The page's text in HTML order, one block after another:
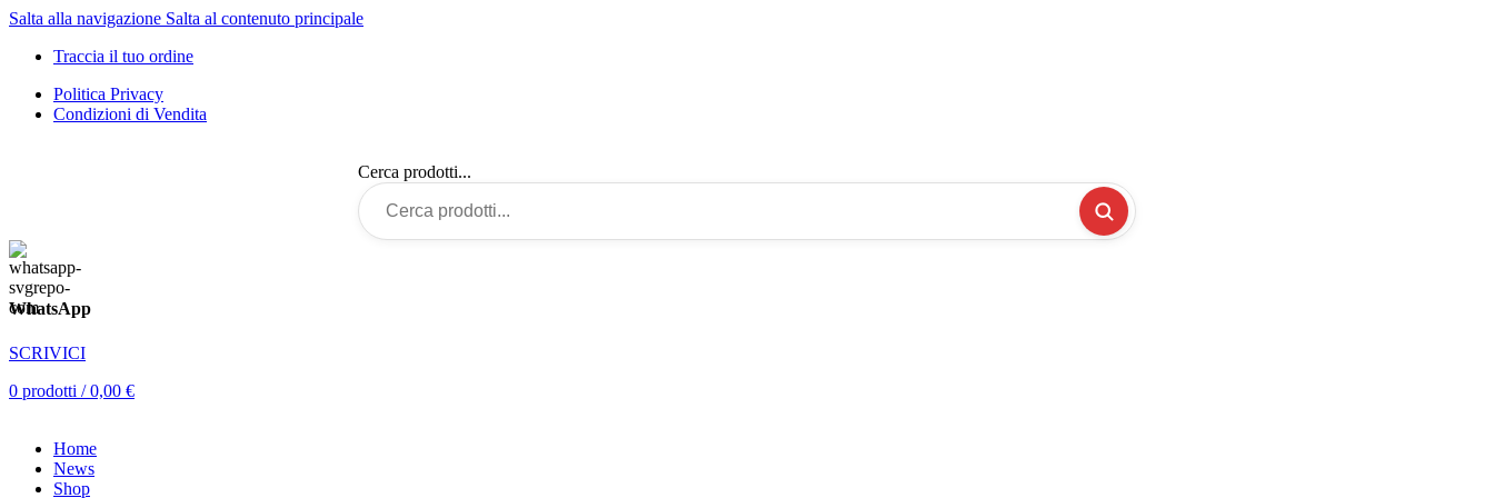
Salta alla navigazione Salta al contenuto principale
Traccia il tuo ordine
Politica Privacy
Condizioni di Vendita
Cerca prodotti...
WhatsApp
SCRIVICI
0 prodotti / 0,00 €
Home
News
Shop